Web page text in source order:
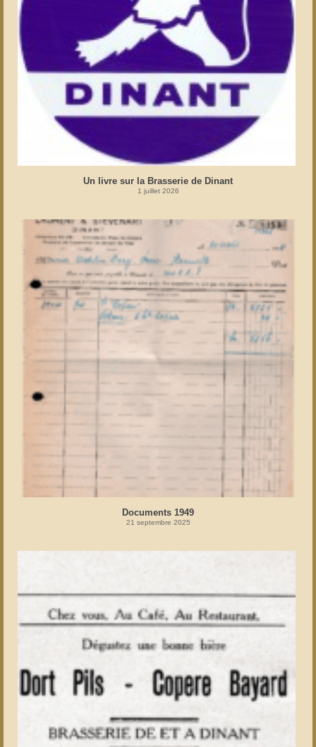
Un livre sur la Brasserie de Dinant
1 juillet 2026
Documents 1949
21 septembre 2025